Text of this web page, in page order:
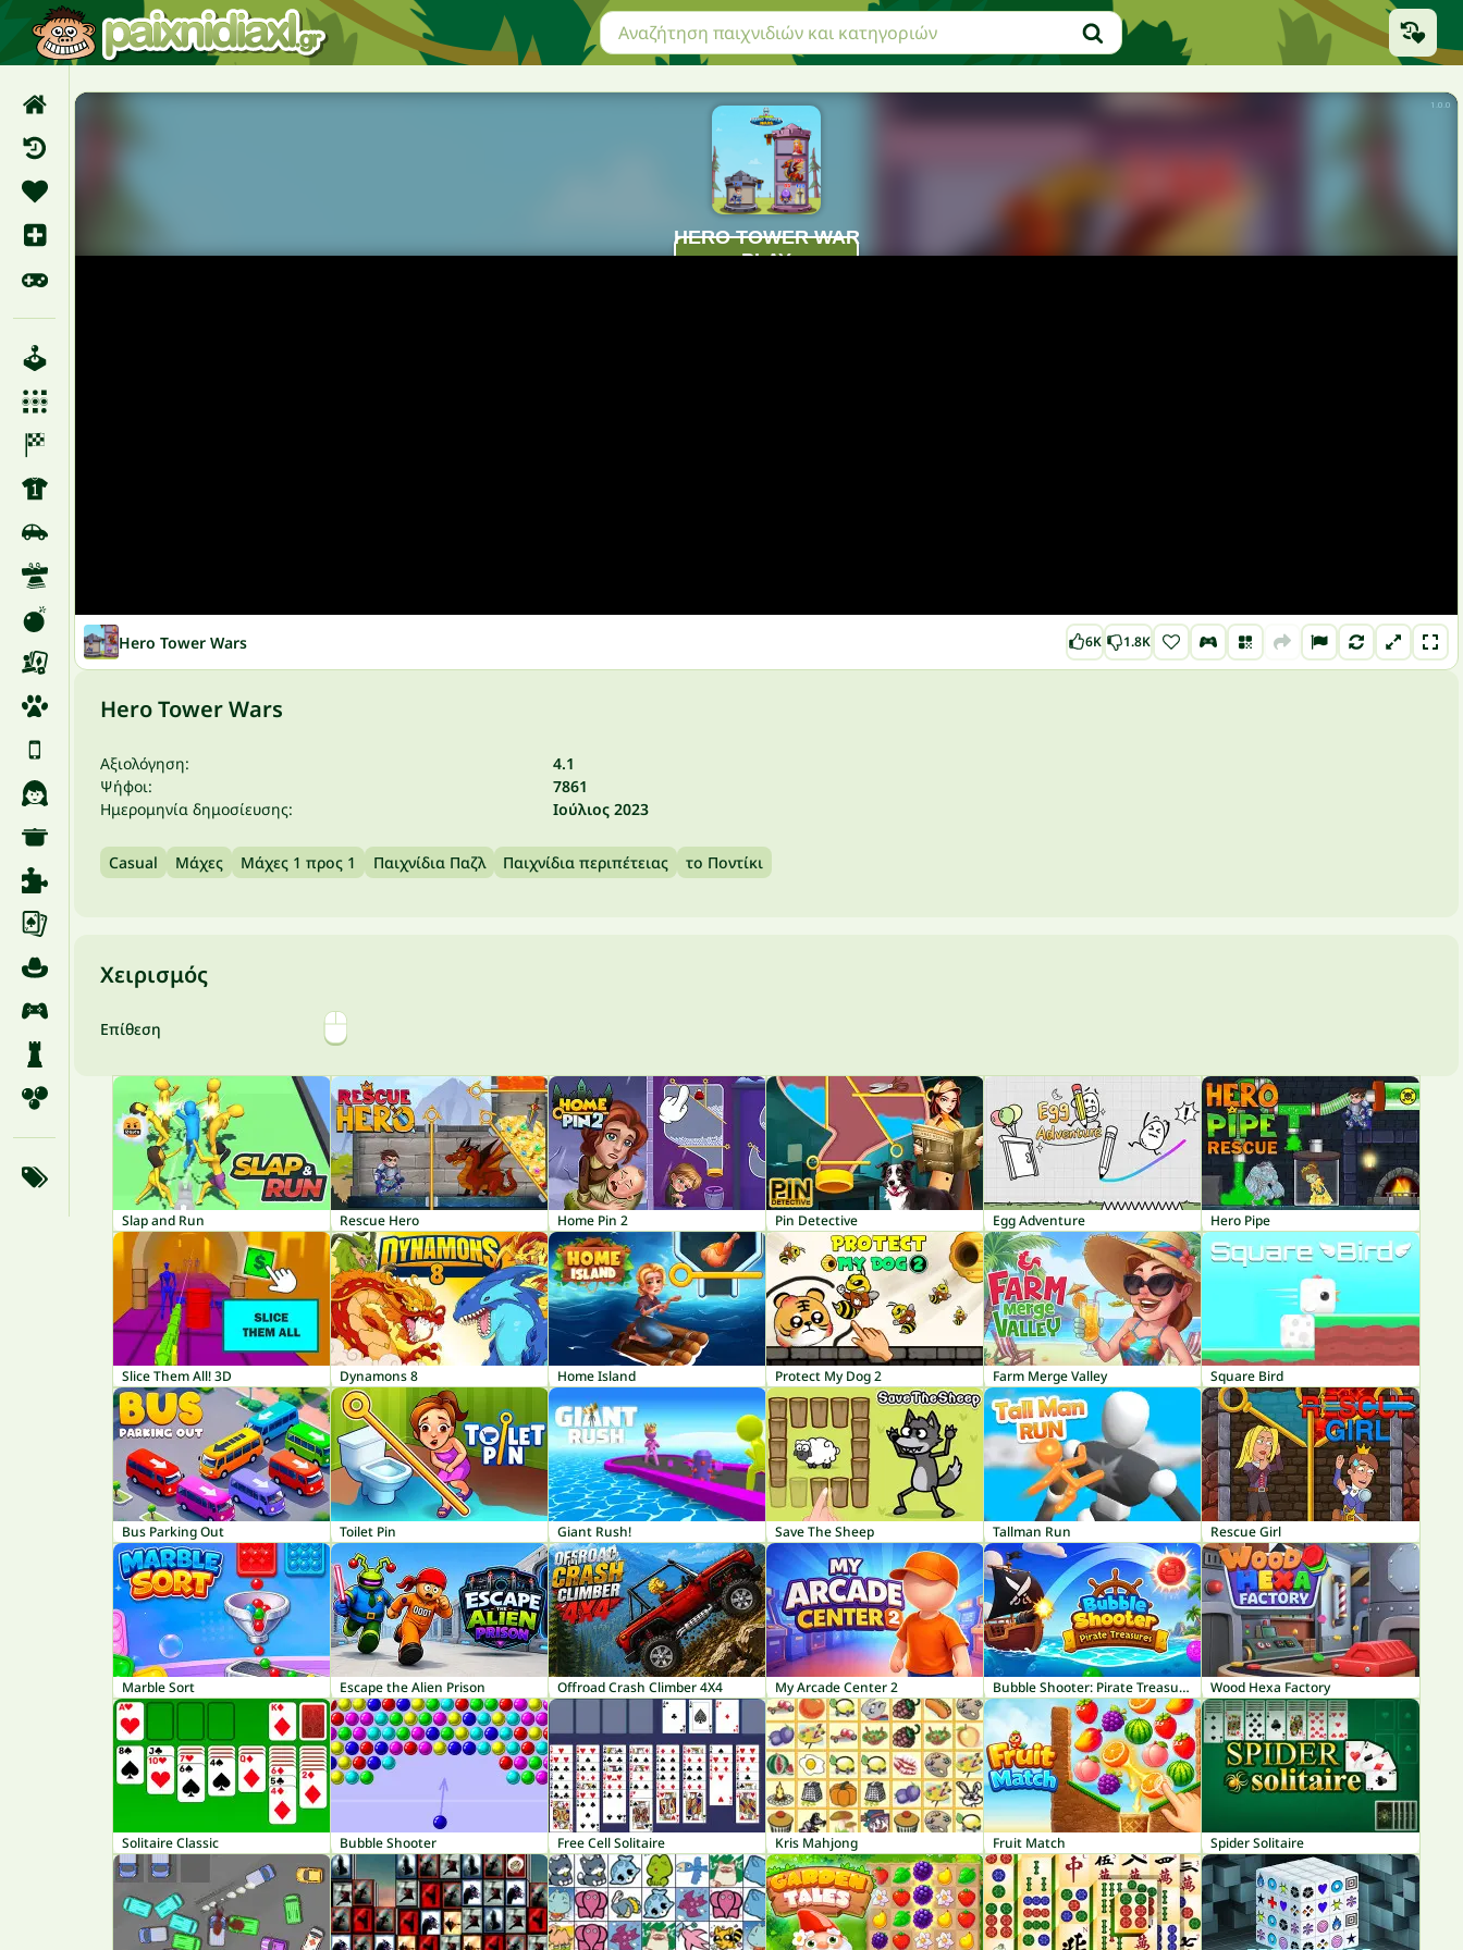
Hero Tower Wars 6K 1.8K
Hero Tower Wars
Αξιολόγηση:
4.1
Ψήφοι:
7861
Ημερομηνία δημοσίευσης:
Ιούλιος 2023
Casual Μάχες Μάχες 1 προς 1 Παιχνίδια Παζλ Παιχνίδια περιπέτειας το Ποντίκι
Χειρισμός
Επίθεση
Slap and Run Rescue Hero Home Pin 2 Pin Detective Egg Adventure Hero Pipe
Slice Them All! 3D Dynamons 8 Home Island Protect My Dog 2 Farm Merge Valley Square Bird
Bus Parking Out Toilet Pin Giant Rush! Save The Sheep Tallman Run Rescue Girl
Marble Sort Escape the Alien Prison Offroad Crash Climber 4X4 My Arcade Center 2 Bubble Shooter: Pirate Treasures Wood Hexa Factory
Solitaire Classic Bubble Shooter Free Cell Solitaire Kris Mahjong Fruit Match Spider Solitaire